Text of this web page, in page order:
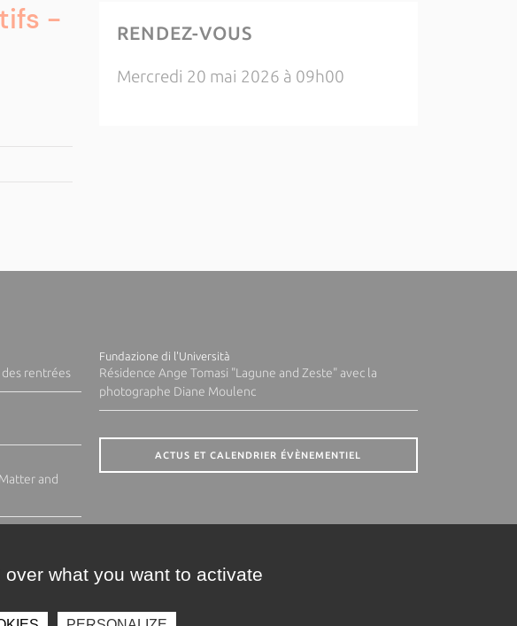
-
RENDEZ-VOUS
Mercredi 20 mai 2026 à 09h00
rentrées
and
Fundazione di l'Università
Résidence Ange Tomasi "Lagune and Zeste" avec la
photographe Diane Moulenc
ACTUS ET CALENDRIER ÉVÈNEMENTIEL
what you want to activate